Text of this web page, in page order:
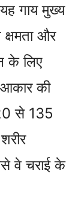
गाय मुख्य
और
के लिए
आकार की
से 135
वे चराई के